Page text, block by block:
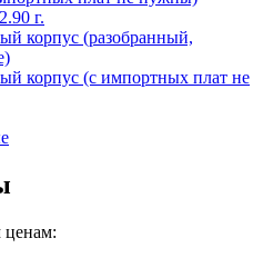
г.
корпус (разобранный,
корпус (с импортных плат не